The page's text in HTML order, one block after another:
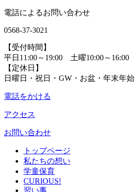
電話によるお問い合わせ
0568-37-3021
【受付時間】
平日11:00～19:00 土曜10:00～16:00
【定休日】
日曜日・祝日・GW・お盆・年末年始
電話をかける
アクセス
お問い合わせ
トップページ
私たちの想い
学童保育
CURIOUS!
習い事